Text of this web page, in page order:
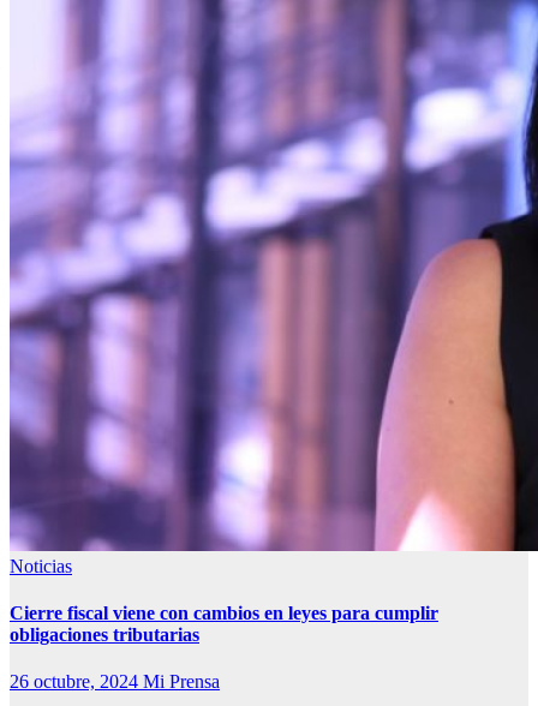
Noticias
Cierre fiscal viene con cambios en leyes para cumplir
obligaciones tributarias
26 octubre, 2024 Mi Prensa